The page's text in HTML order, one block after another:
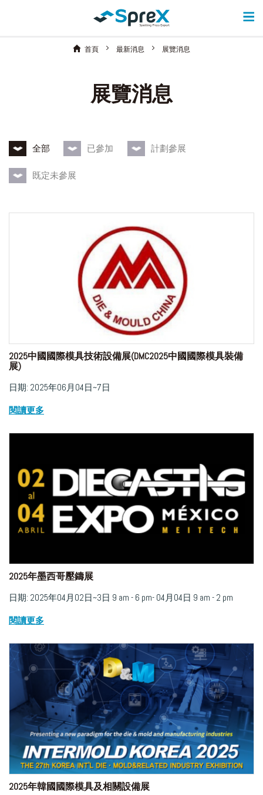
首頁 最新消息 展覽消息
展覽消息
全部 已參加 計劃參展
既定未參展
2025中國國際模具技術設備展(DMC2025中國國際模具裝備
展)
日期: 2025年06月04日~7日
閱讀更多
2025年墨西哥壓鑄展
日期: 2025年04月02日~3日 9 am - 6 pm- 04月04日 9 am - 2 pm
閱讀更多
2025年韓國國際模具及相關設備展